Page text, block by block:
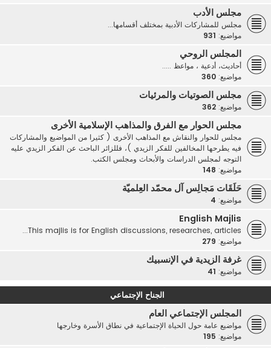
مجلس الأدب
مجلس للمشاركات الأدبية بمختلف أقسامها...
مواضيع: 931
المجلس الروحي
أحاديث، أدعية ، مواعظ .....
مواضيع: 360
مجلس الصوتيات والمرئيات
مواضيع: 362
مجلس الحوار مع الفرق والمذاهب الإسلامية الأخرى
مجلس للحوار والنقاش مع المذاهب الأخرى ( كثيرا من المواضيع والمشاركات
فيه يطرحها المخالفين للفكر الزيدي )، فللزائر الباحث عن الفكر الزيدي عليه
التوجه لمجلس الدراسات والأبحاث ومجلس الكتب.
مواضيع: 148
حَلَقَات مَجالِس آل محمّد العِلميّة
مواضيع: 4
English Majlis
This majlis is for English discussions, researches, articles...
مواضيع: 279
غرفة الزيدية في الإنسبيك
مواضيع: 41
الجناح الإجتماعي
المجلس الإجتماعي العام
مواضيع عامة حول الحياة الإجتماعية في نطاق الأسرة وخارجها
مواضيع: 195